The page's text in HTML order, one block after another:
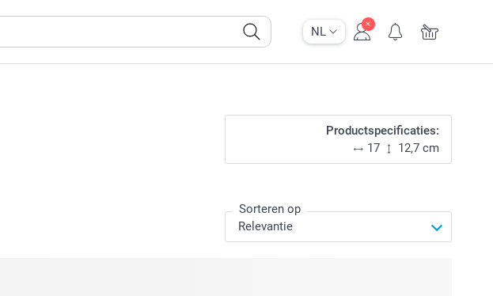
NL
Productspecificaties:
17
12,7 cm
Sorteren op